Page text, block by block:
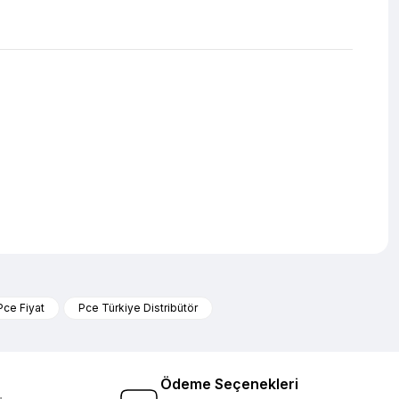
Fiyat Pce Türkiye Distribütör
Ödeme Seçenekleri